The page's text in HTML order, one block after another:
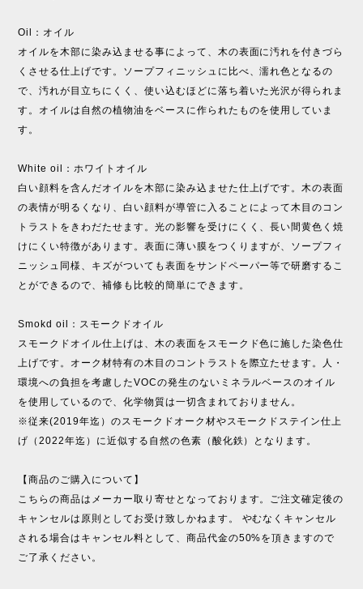
Oil：オイル
オイルを木部に染み込ませる事によって、木の表面に汚れを付きづら
くさせる仕上げです。ソープフィニッシュに比べ、濡れ色となるの
で、汚れが目立ちにくく、使い込むほどに落ち着いた光沢が得られま
す。オイルは自然の植物油をベースに作られたものを使用していま
す。
White oil：ホワイトオイル
白い顔料を含んだオイルを木部に染み込ませた仕上げです。木の表面
の表情が明るくなり、白い顔料が導管に入ることによって木目のコン
トラストをきわだたせます。光の影響を受けにくく、長い間黄色く焼
けにくい特徴があります。表面に薄い膜をつくりますが、ソープフィ
ニッシュ同様、キズがついても表面をサンドペーパー等で研磨するこ
とができるので、補修も比較的簡単にできます。
Smokd oil：スモークドオイル
スモークドオイル仕上げは、木の表面をスモークド色に施した染色仕
上げです。オーク材特有の木目のコントラストを際立たせます。人・
環境への負担を考慮したVOCの発生のないミネラルベースのオイル
を使用しているので、化学物質は一切含まれておりません。
※従来(2019年迄）のスモークドオーク材やスモークドステイン仕上
げ（2022年迄）に近似する自然の色素（酸化鉄）となります。
【商品のご購入について】
こちらの商品はメーカー取り寄せとなっております。ご注文確定後の
キャンセルは原則としてお受け致しかねます。 やむなくキャンセル
される場合はキャンセル料として、商品代金の50%を頂きますので
ご了承ください。